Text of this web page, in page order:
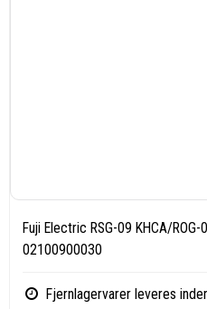
Fuji Electric RSG-09 KHCA/
02100900030
Fjernlagervarer leveres